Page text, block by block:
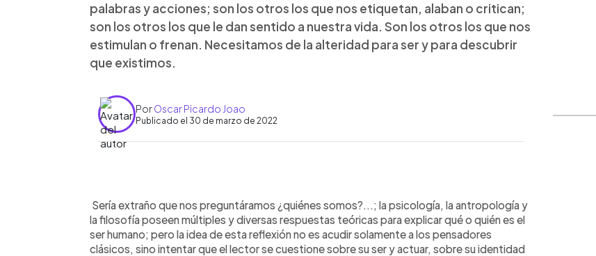
palabras y acciones; son los otros los que nos etiquetan, alaban o critican;
son los otros los que le dan sentido a nuestra vida. Son los otros los que nos
estimulan o frenan. Necesitamos de la alteridad para ser y para descubrir
que existimos.
PorOscar Picardo Joao
Publicado el 30 de marzo de 2022
► Escuchar artículo
Sería extraño que nos preguntáramos ¿quiénes somos?...; la psicología, la antropología y
la filosofía poseen múltiples y diversas respuestas teóricas para explicar qué o quién es el
ser humano; pero la idea de esta reflexión no es acudir solamente a los pensadores
clásicos, sino intentar que el lector se cuestione sobre su ser y actuar, sobre su identidad